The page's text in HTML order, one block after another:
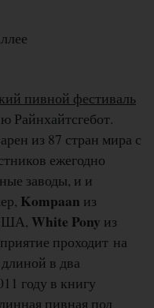
пивной фестиваль
Райнхайтсгебот.
из 87 стран мира с
ежегодно
заводы, и и
Kompaan из
White Pony из
проходит на
в два
году в книгу
пивная под